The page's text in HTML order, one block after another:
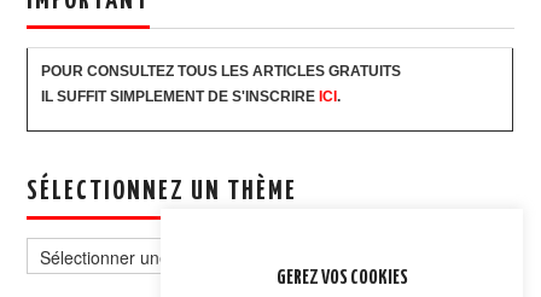
POUR CONSULTEZ TOUS LES ARTICLES GRATUITS
IL SUFFIT SIMPLEMENT DE S'INSCRIRE ICI.
SÉLECTIONNEZ UN THÈME
un
thème
GEREZ VOS COOKIES